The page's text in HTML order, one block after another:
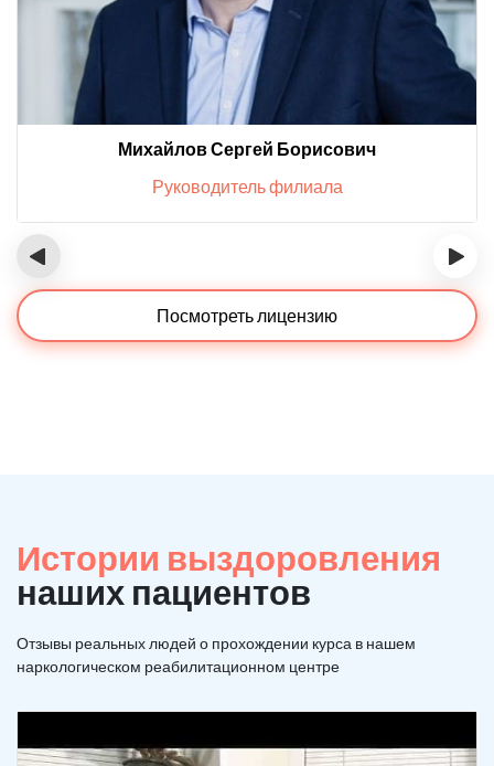
Михайлов Сергей Борисович
Руководитель филиала
‹ ›
Посмотреть лицензию
Истории выздоровления
наших пациентов
Отзывы реальных людей о прохождении курса в нашем
наркологическом реабилитационном центре